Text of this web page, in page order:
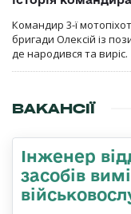
Командир 3-ї
бригади Олексій із
де народився та виріс.
ВАКАНСІЇ
Інженер
засобів